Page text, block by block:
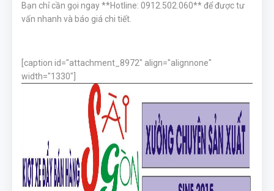
Bạn chỉ cần gọi ngay **Hotline: 0912.502.060** để được tư
vấn nhanh và báo giá chi tiết.
[caption id="attachment_8972" align="alignnone"
width="1330"]